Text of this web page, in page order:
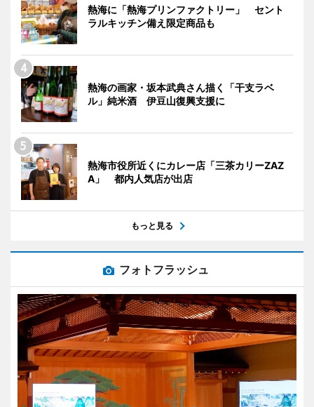
熱海に「熱海プリンファクトリー」 セント
ラルキッチン備え限定商品も
熱海の画家・坂本武典さん描く「干支ラベ
ル」純米酒 伊豆山復興支援に
熱海市役所近くにカレー店「三茶カリーZAZ
A」 都内人気店が出店
もっと見る
フォトフラッシュ